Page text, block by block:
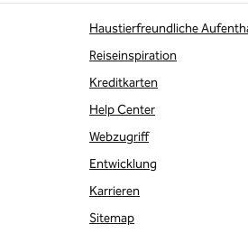
Haustierfreundliche
Reiseinspiration
Kreditkarten
Help Center
Webzugriff
Entwicklung
Karrieren
Sitemap